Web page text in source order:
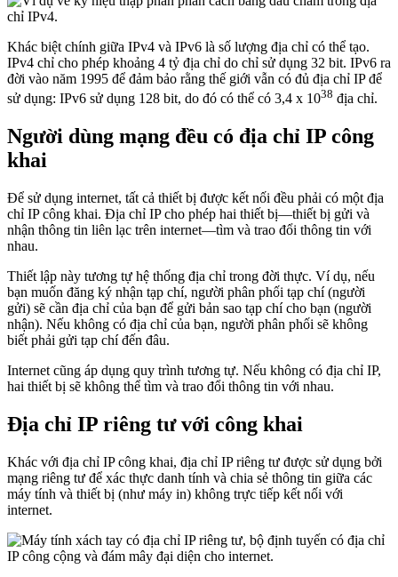
Khác biệt chính giữa IPv4 và IPv6 là số lượng địa chỉ có thể tạo.
IPv4 chỉ cho phép khoảng 4 tỷ địa chỉ do chỉ sử dụng 32 bit. IPv6 ra
đời vào năm 1995 để đảm bảo rằng thế giới vẫn có đủ địa chỉ IP để
sử dụng: IPv6 sử dụng 128 bit, do đó có thể có 3,4 x 1038 địa chỉ.
Người dùng mạng đều có địa chỉ IP công
khai
Để sử dụng internet, tất cả thiết bị được kết nối đều phải có một địa
chỉ IP công khai. Địa chỉ IP cho phép hai thiết bị—thiết bị gửi và
nhận thông tin liên lạc trên internet—tìm và trao đổi thông tin với
nhau.
Thiết lập này tương tự hệ thống địa chỉ trong đời thực. Ví dụ, nếu
bạn muốn đăng ký nhận tạp chí, người phân phối tạp chí (người
gửi) sẽ cần địa chỉ của bạn để gửi bản sao tạp chí cho bạn (người
nhận). Nếu không có địa chỉ của bạn, người phân phối sẽ không
biết phải gửi tạp chí đến đâu.
Internet cũng áp dụng quy trình tương tự. Nếu không có địa chỉ IP,
hai thiết bị sẽ không thể tìm và trao đổi thông tin với nhau.
Địa chỉ IP riêng tư với công khai
Khác với địa chỉ IP công khai, địa chỉ IP riêng tư được sử dụng bởi
mạng riêng tư để xác thực danh tính và chia sẻ thông tin giữa các
máy tính và thiết bị (như máy in) không trực tiếp kết nối với
internet.